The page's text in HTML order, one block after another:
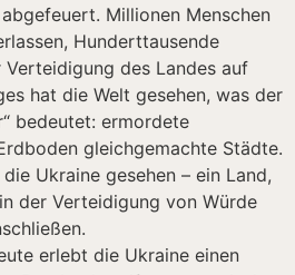
Millionen Menschen
Hunderttausende
Verteidigung des Landes auf
hat die Welt gesehen, was der
bedeutet: ermordete
gleichgemachte Städte.
Ukraine gesehen – ein Land,
der Verteidigung von Würde
erlebt die Ukraine einen